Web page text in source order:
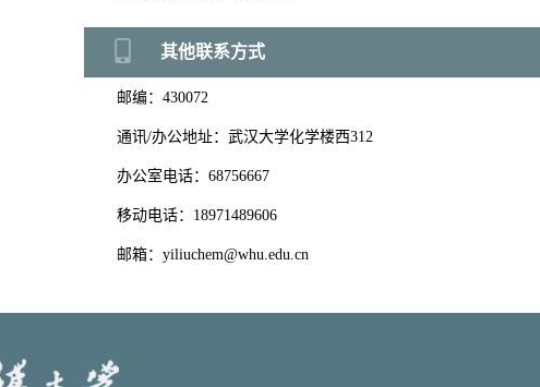
其他联系方式
邮编： 430072
通讯/办公地址： 武汉大学化学楼西312
办公室电话： 68756667
移动电话： 18971489606
邮箱： yiliuchem@whu.edu.cn